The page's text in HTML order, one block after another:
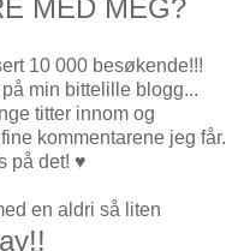
MED MEG?
10 000 besøkende!!!
min bittelille blogg...
titter innom og
kommentarene jeg får.
på det! ♥
en aldri så liten